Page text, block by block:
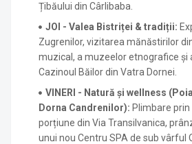
Țibăului din Cârlibaba
JOI - Valea Bistriței & tradiții:
Zugrenilor, vizitarea mănăstirilor
muzical, a muzeelor etnografice și
Cazinoul Băilor din Vatra Dornei
VINERI - Natură și wellness
Dorna Candrenilor): Plimbare
porțiune din Via Transilvanica,
unui nou Centru SPA de sub vârful